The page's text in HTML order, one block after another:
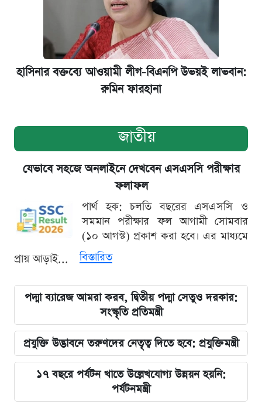
হাসিনার বক্তব্যে আওয়ামী লীগ-বিএনপি উভয়ই লাভবান:
রুমিন ফারহানা
জাতীয়
যেভাবে সহজে অনলাইনে দেখবেন এসএসসি পরীক্ষার
ফলাফল
পার্থ হক: চলতি বছরের এসএসসি ও
সমমান পরীক্ষার ফল আগামী সোমবার
(১০ আগস্ট) প্রকাশ করা হবে। এর মাধ্যমে
প্রায় আড়াই...
বিস্তারিত
পদ্মা ব্যারেজ আমরা করব, দ্বিতীয় পদ্মা সেতুও দরকার:
সংস্কৃতি প্রতিমন্ত্রী
প্রযুক্তি উদ্ভাবনে তরুণদের নেতৃত্ব দিতে হবে: প্রযুক্তিমন্ত্রী
১৭ বছরে পর্যটন খাতে উল্লেখযোগ্য উন্নয়ন হয়নি:
পর্যটনমন্ত্রী